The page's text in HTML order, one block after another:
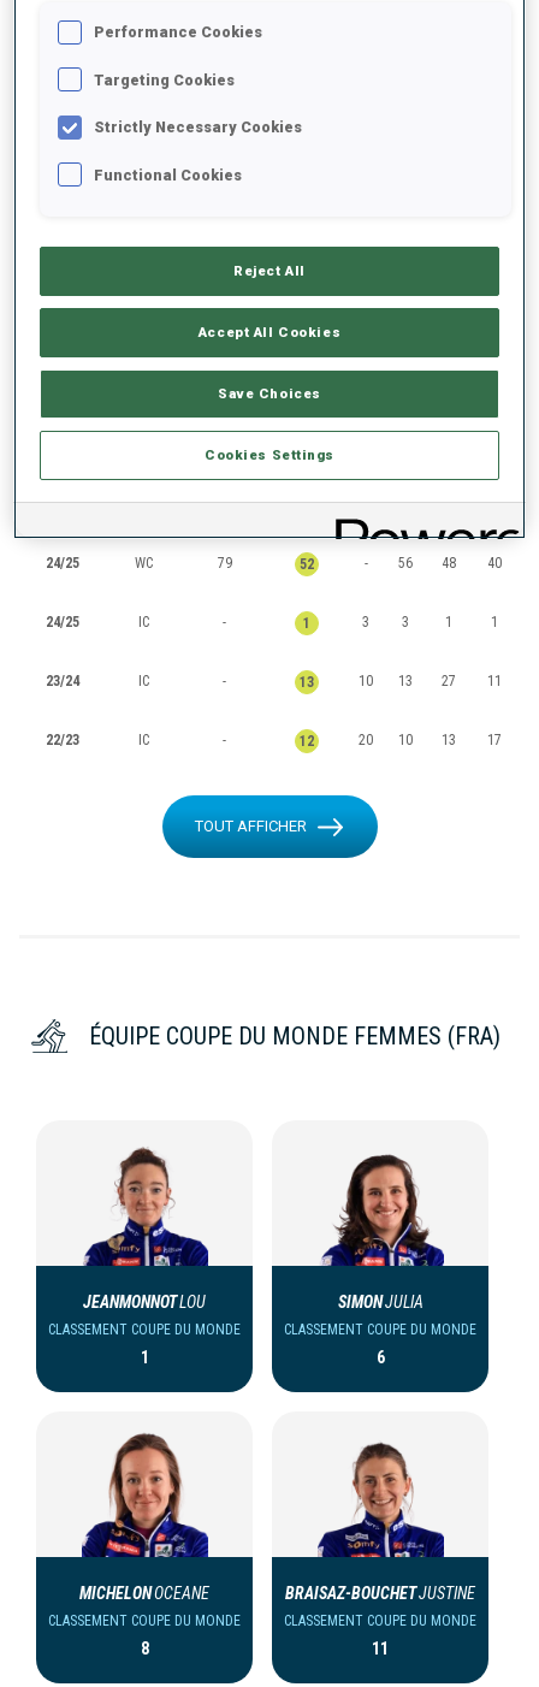
25/26
CLASSEMENTS
SAISON COUPE POINTS TOTAL IN SP PO MS
25/26 WC 600 10 10 12 11 7
24/25 WC 79 52 - 56 48 40
24/25 IC - 1 3 3 1 1
23/24 IC - 13 10 13 27 11
22/23 IC - 12 20 10 13 17
TOUT AFFICHER
ÉQUIPE COUPE DU MONDE FEMMES (FRA)
JEANMONNOTLOU
CLASSEMENT COUPE DU MONDE
1
SIMONJULIA
CLASSEMENT COUPE DU MONDE
6
MICHELONOCEANE
CLASSEMENT COUPE DU MONDE
8
BRAISAZ-BOUCHETJUSTINE
CLASSEMENT COUPE DU MONDE
11
Performance Cookies
Targeting Cookies
Strictly Necessary Cookies
Functional Cookies
Reject All
Accept All Cookies
Save Choices
Cookies Settings